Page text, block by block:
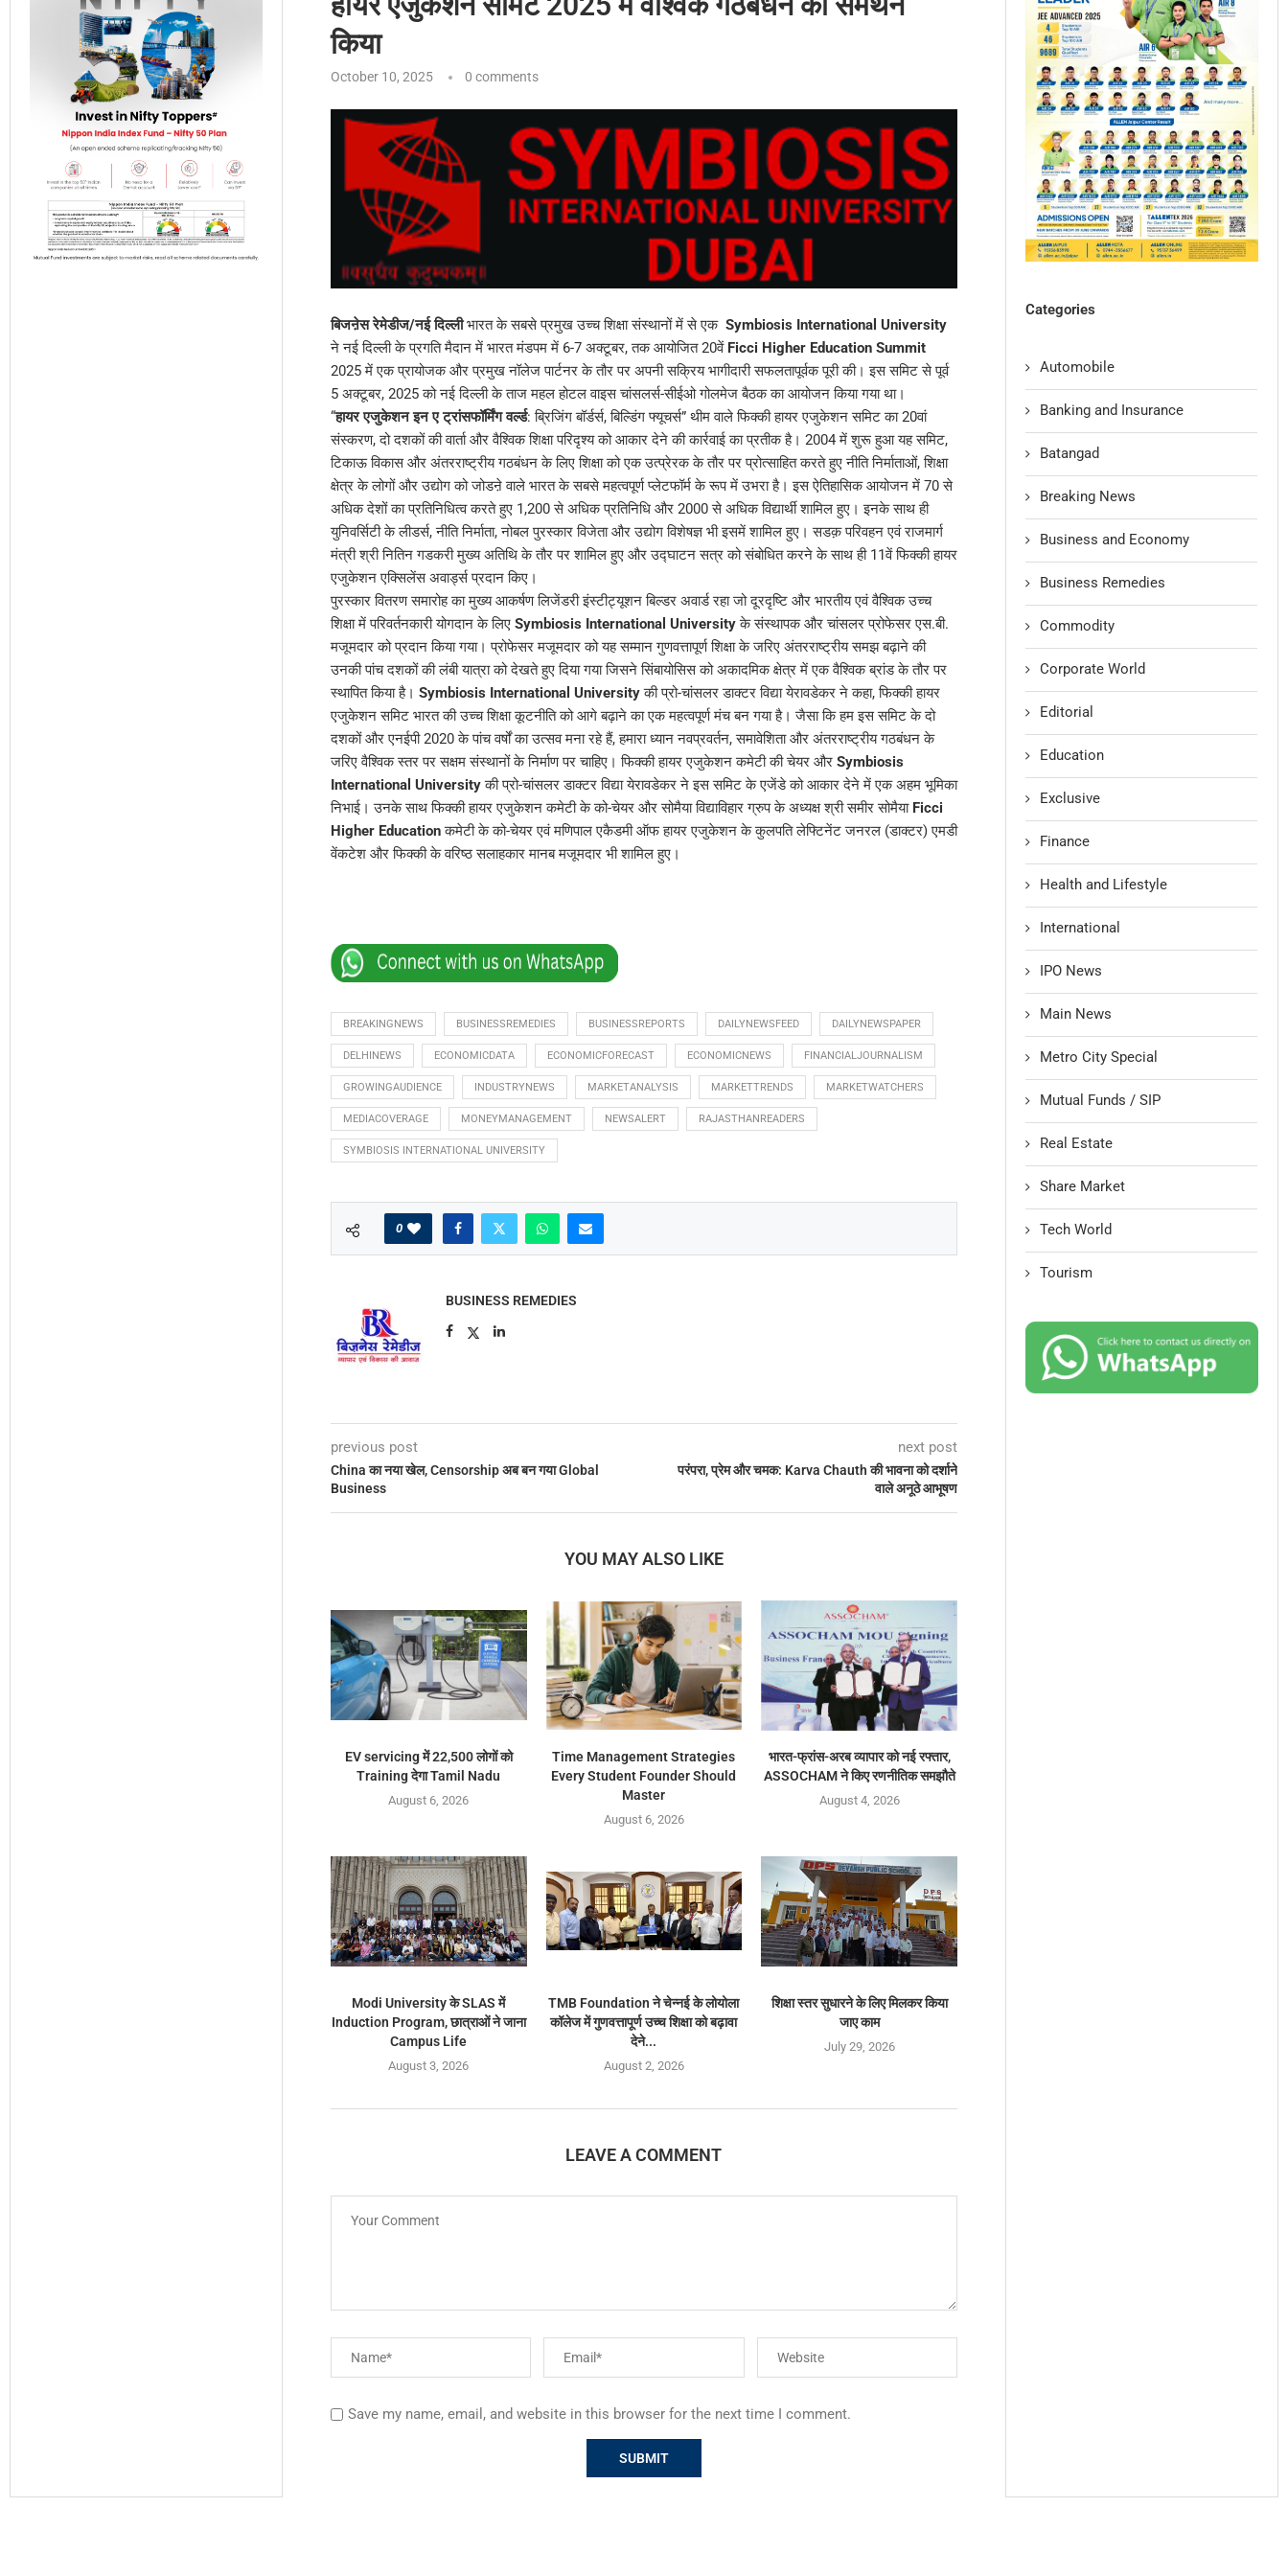
किया
October 10, 2025 0 comments
बिजऩेस रेमेडीज/नई दिल्लीभारत के सबसे प्रमुख उच्च शिक्षा संस्थानों में से एक Symbiosis International University
ने नई दिल्ली के प्रगति मैदान में भारत मंडपम में 6-7 अक्टूबर, तक आयोजित 20वें Ficci Higher Education Summit
2025 में एक प्रायोजक और प्रमुख नॉलेज पार्टनर के तौर पर अपनी सक्रिय भागीदारी सफलतापूर्वक पूरी की। इस समिट से पूर्व
5 अक्टूबर, 2025 को नई दिल्ली के ताज महल होटल वाइस चांसलर्स-सीईओ गोलमेज बैठक का आयोजन किया गया था।
“हायर एजुकेशन इन ए ट्रांसफॉर्मिंग वर्ल्ड: ब्रिजिंग बॉर्डर्स, बिल्डिंग फ्यूचर्स” थीम वाले फिक्की हायर एजुकेशन समिट का 20वां
संस्करण, दो दशकों की वार्ता और वैश्विक शिक्षा परिदृश्य को आकार देने की कार्रवाई का प्रतीक है। 2004 में शुरू हुआ यह समिट,
टिकाऊ विकास और अंतरराष्ट्रीय गठबंधन के लिए शिक्षा को एक उत्प्रेरक के तौर पर प्रोत्साहित करते हुए नीति निर्माताओं, शिक्षा
क्षेत्र के लोगों और उद्योग को जोडऩे वाले भारत के सबसे महत्वपूर्ण प्लेटफॉर्म के रूप में उभरा है। इस ऐतिहासिक आयोजन में 70 से
अधिक देशों का प्रतिनिधित्व करते हुए 1,200 से अधिक प्रतिनिधि और 2000 से अधिक विद्यार्थी शामिल हुए। इनके साथ ही
युनिवर्सिटी के लीडर्स, नीति निर्माता, नोबल पुरस्कार विजेता और उद्योग विशेषज्ञ भी इसमें शामिल हुए। सडक़ परिवहन एवं राजमार्ग
मंत्री श्री नितिन गडकरी मुख्य अतिथि के तौर पर शामिल हुए और उद्घाटन सत्र को संबोधित करने के साथ ही 11वें फिक्की हायर
एजुकेशन एक्सिलेंस अवार्ड्स प्रदान किए।
पुरस्कार वितरण समारोह का मुख्य आकर्षण लिजेंडरी इंस्टीट्यूशन बिल्डर अवार्ड रहा जो दूरदृष्टि और भारतीय एवं वैश्विक उच्च
शिक्षा में परिवर्तनकारी योगदान के लिए Symbiosis International Universityके संस्थापक और चांसलर प्रोफेसर एस.बी.
मजूमदार को प्रदान किया गया। प्रोफेसर मजूमदार को यह सम्मान गुणवत्तापूर्ण शिक्षा के जरिए अंतरराष्ट्रीय समझ बढ़ाने की
उनकी पांच दशकों की लंबी यात्रा को देखते हुए दिया गया जिसने सिंबायोसिस को अकादमिक क्षेत्र में एक वैश्विक ब्रांड के तौर पर
स्थापित किया है। Symbiosis International Universityकी प्रो-चांसलर डाक्टर विद्या येरावडेकर ने कहा, फिक्की हायर
एजुकेशन समिट भारत की उच्च शिक्षा कूटनीति को आगे बढ़ाने का एक महत्वपूर्ण मंच बन गया है। जैसा कि हम इस समिट के दो
दशकों और एनईपी 2020 के पांच वर्षों का उत्सव मना रहे हैं, हमारा ध्यान नवप्रवर्तन, समावेशिता और अंतरराष्ट्रीय गठबंधन के
जरिए वैश्विक स्तर पर सक्षम संस्थानों के निर्माण पर चाहिए। फिक्की हायर एजुकेशन कमेटी की चेयर औरSymbiosis
International Universityकी प्रो-चांसलर डाक्टर विद्या येरावडेकर ने इस समिट के एजेंडे को आकार देने में एक अहम भूमिका
निभाई। उनके साथ फिक्की हायर एजुकेशन कमेटी के को-चेयर और सोमैया विद्याविहार ग्रुप के अध्यक्ष श्री समीर सोमैया Ficci
Higher Educationकमेटी के को-चेयर एवं मणिपाल एकैडमी ऑफ हायर एजुकेशन के कुलपति लेफ्टिनेंट जनरल (डाक्टर) एमडी
वेंकटेश और फिक्की के वरिष्ठ सलाहकार मानब मजूमदार भी शामिल हुए।
BREAKINGNEWS BUSINESSREMEDIES BUSINESSREPORTS DAILYNEWSFEED DAILYNEWSPAPER
DELHINEWS ECONOMICDATA ECONOMICFORECAST ECONOMICNEWS FINANCIALJOURNALISM
GROWINGAUDIENCE INDUSTRYNEWS MARKETANALYSIS MARKETTRENDS MARKETWATCHERS
MEDIACOVERAGE MONEYMANAGEMENT NEWSALERT RAJASTHANREADERS
SYMBIOSIS INTERNATIONAL UNIVERSITY
0
BUSINESS REMEDIES
previous post
China का नया खेल, Censorship अब बन गया Global
Business
next post
परंपरा, प्रेम और चमक: Karva Chauth की भावना को दर्शाने
वाले अनूठे आभूषण
YOU MAY ALSO LIKE
EV servicing में 22,500 लोगों को
Training देगा Tamil Nadu
August 6, 2026
Time Management Strategies
Every Student Founder Should
Master
August 6, 2026
भारत-फ्रांस-अरब व्यापार को नई रफ्तार,
ASSOCHAM ने किए रणनीतिक समझौते
August 4, 2026
Modi University के SLAS में
Induction Program, छात्राओं ने जाना
Campus Life
August 3, 2026
TMB Foundation ने चेन्नई के लोयोला
कॉलेज में गुणवत्तापूर्ण उच्च शिक्षा को बढ़ावा
देने...
August 2, 2026
शिक्षा स्तर सुधारने के लिए मिलकर किया
जाए काम
July 29, 2026
LEAVE A COMMENT
Save my name, email, and website in this browser for the next time I comment.
Categories
Automobile
Banking and Insurance
Batangad
Breaking News
Business and Economy
Business Remedies
Commodity
Corporate World
Editorial
Education
Exclusive
Finance
Health and Lifestyle
International
IPO News
Main News
Metro City Special
Mutual Funds / SIP
Real Estate
Share Market
Tech World
Tourism